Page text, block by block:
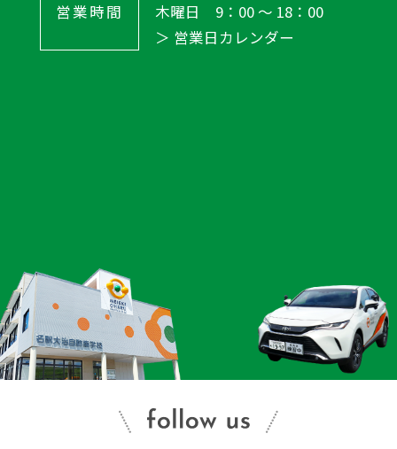
営業時間
木曜日 9：00 ～ 18：00
＞ 営業日カレンダー